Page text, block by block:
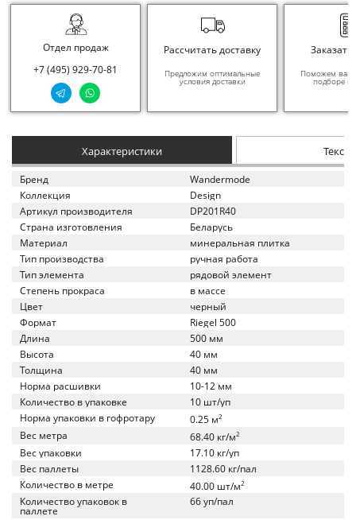
Отдел продаж
+7 (495) 929-70-81
Рассчитать доставку
Предложим оптимальные
условия доставки
Заказать
Поможем вам
подборе
Характеристики
Бренд
Wandermode
Коллекция
Design
Артикул производителя
DP201R40
Страна изготовления
Беларусь
Материал
минеральная плитка
Тип производства
ручная работа
Тип элемента
рядовой элемент
Степень прокраса
в массе
Цвет
черный
Формат
Riegel 500
Длина
500 мм
Высота
40 мм
Толщина
40 мм
Норма расшивки
10-12 мм
Количество в упаковке
10 шт/уп
Норма упаковки в гофротару
0.25 м2
Вес метра 68.40 кг/м2
Вес упаковки
17.10 кг/уп
Вес паллеты
1128.60 кг/пал
Количество в метре
40.00 шт/м2
Количество упаковок в
паллете
66 уп/пал